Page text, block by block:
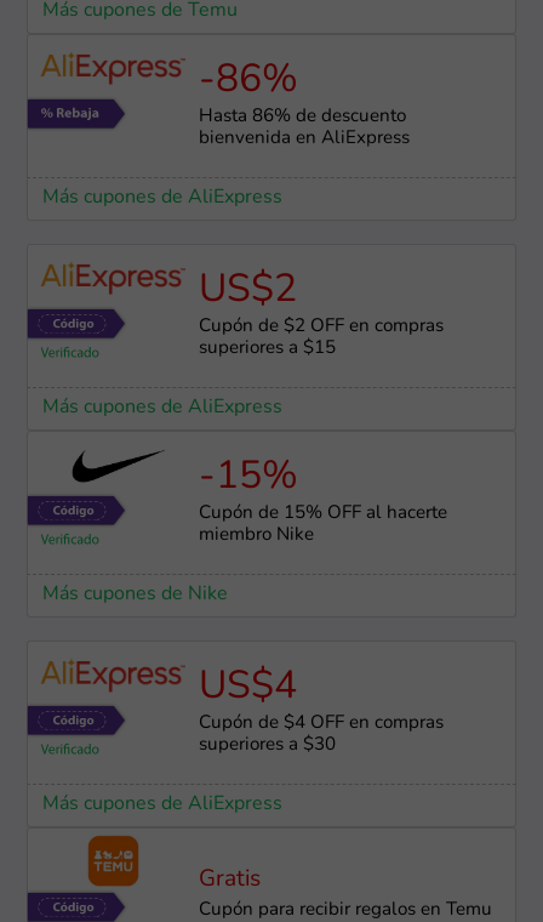
Más cupones de Temu
-86%
Hasta 86% de descuento
bienvenida en AliExpress
Más cupones de AliExpress
US$2
Cupón de $2 OFF en compras
superiores a $15
Más cupones de AliExpress
-15%
Cupón de 15% OFF al hacerte
miembro Nike
Más cupones de Nike
US$4
Cupón de $4 OFF en compras
superiores a $30
Más cupones de AliExpress
Gratis
Cupón para recibir regalos en Temu